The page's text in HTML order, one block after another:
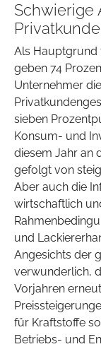
Schwierige
Als Hauptgrund
geben 74
Unternehmer
sieben
Konsum- und
diesem Jahr an
gefolgt von
Aber auch die
wirtschaftlich
und
Angesichts der
verwunderlich,
Vorjahren
für Kraftstoffe
Betriebs- und